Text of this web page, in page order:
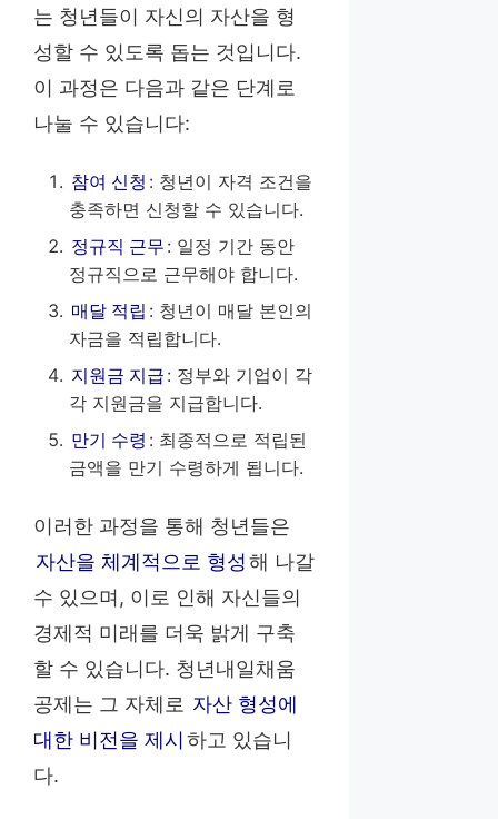
는 청년들이 자신의 자산을 형
성할 수 있도록 돕는 것입니다.
이 과정은 다음과 같은 단계로
나눌 수 있습니다:
참여 신청 : 청년이 자격 조건을
충족하면 신청할 수 있습니다.
정규직 근무 : 일정 기간 동안
정규직으로 근무해야 합니다.
매달 적립 : 청년이 매달 본인의
자금을 적립합니다.
지원금 지급 : 정부와 기업이 각
각 지원금을 지급합니다.
만기 수령 : 최종적으로 적립된
금액을 만기 수령하게 됩니다.
이러한 과정을 통해 청년들은
자산을 체계적으로 형성해 나갈
수 있으며, 이로 인해 자신들의
경제적 미래를 더욱 밝게 구축
할 수 있습니다. 청년내일채움
공제는 그 자체로 자산 형성에
대한 비전을 제시 하고 있습니
다.